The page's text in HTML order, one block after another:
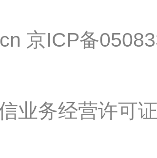
京ICP备
业务经营许可